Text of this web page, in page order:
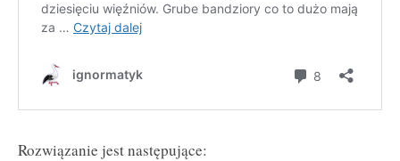
Rozwiązanie jest następujące: